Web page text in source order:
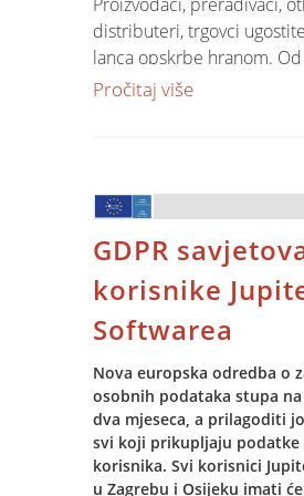
sustava praćenja aktivnosti
koje oni stječu brojne
popuste.
Proizvođači, prerađivači,
distributeri, trgovci
lanca opskrbe hranom.
ovog mjeseca svi oni
lakše prilagodili novim
Jupiter Software
razne alate zahvaljujući
njihova prilagodba biti
Novi zakon definira mnoštvo
tom lancu morali su do 31.
prilagoditi svoje
iz njih ukloniti takve
njih odnosio se na
davanja, a prema novim
Pročitaj više
GDPR
korisnike
Softwarea
Nova europska odredba o
osobnih podataka stupa na
dva mjeseca, a prilagoditi
svi koji prikupljaju podatke
korisnika. Svi korisnici
u Zagrebu i Osijeku imati